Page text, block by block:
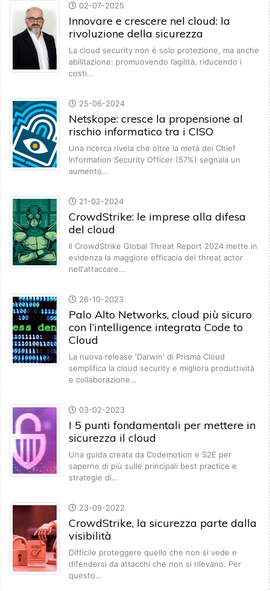
02-07-2025
Innovare e crescere nel cloud: la
rivoluzione della sicurezza
La cloud security non è solo protezione, ma anche
abilitazione: promuovendo l’agilità, riducendo i
costi…
25-06-2024
Netskope: cresce la propensione al
rischio informatico tra i CISO
Una ricerca rivela che oltre la metà dei Chief
Information Security Officer (57%) segnala un
aumento…
21-02-2024
CrowdStrike: le imprese alla difesa
del cloud
Il CrowdStrike Global Threat Report 2024 mette in
evidenza la maggiore efficacia dei threat actor
nell'attaccare…
26-10-2023
Palo Alto Networks, cloud più sicuro
con l’intelligence integrata Code to
Cloud
La nuova release 'Darwin' di Prisma Cloud
semplifica la cloud security e migliora produttività
e collaborazione…
03-02-2023
I 5 punti fondamentali per mettere in
sicurezza il cloud
Una guida creata da Codemotion e S2E per
saperne di più sulle principali best practice e
strategie di…
23-09-2022
CrowdStrike, la sicurezza parte dalla
visibilità
Difficile proteggere quello che non si vede e
difendersi da attacchi che non si rilevano. Per
questo…